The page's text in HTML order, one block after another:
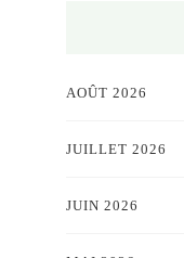
AOÛT 2026
JUILLET 2026
JUIN 2026